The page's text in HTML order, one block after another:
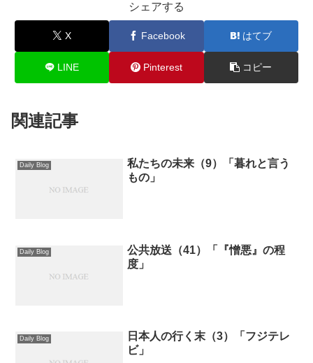
シェアする
X Facebook はてブ
LINE Pinterest コピー
関連記事
Daily Blog
私たちの未来（9）「暮れと言う
もの」
Daily Blog
公共放送（41）「『憎悪』の程
度」
Daily Blog
日本人の行く末（3）「フジテレ
ビ」